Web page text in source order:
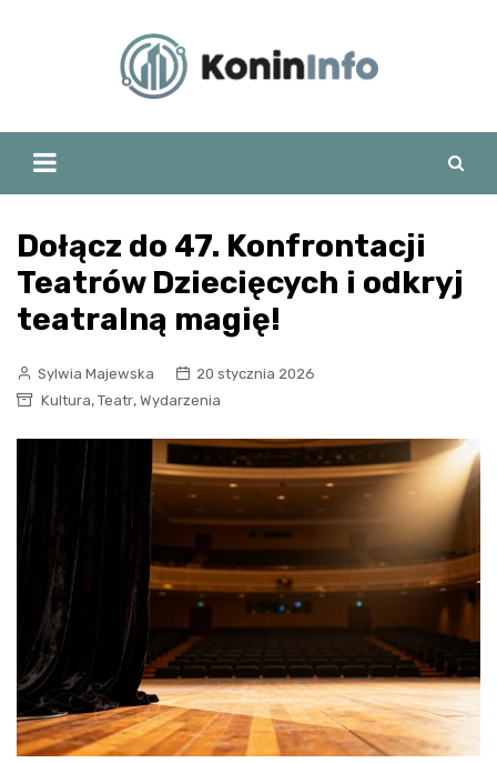
Dołącz do 47. Konfrontacji
Teatrów Dziecięcych i odkryj
teatralną magię!
Sylwia Majewska
20 stycznia 2026
Kultura, Teatr, Wydarzenia